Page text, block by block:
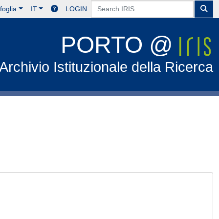
IT LOGIN
PORTO @
Istituzionale della Ricerca